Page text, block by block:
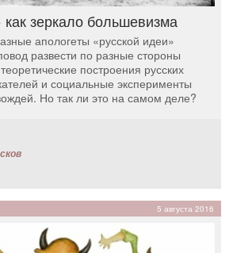
зеркало большевизма
апологеты «русской идеи»
развести по разные стороны
построения русских
и социальные эксперименты
Но так ли это на самом деле?
5 августа 2016